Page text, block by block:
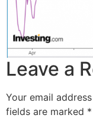
Leave a
Your email
fields are marked *